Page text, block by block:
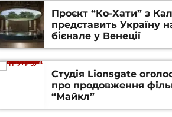
Проєкт “Ко-Хати” з
представить Україну
бієнале у Венеції
Студія Lionsgate
про продовження
“Майкл”